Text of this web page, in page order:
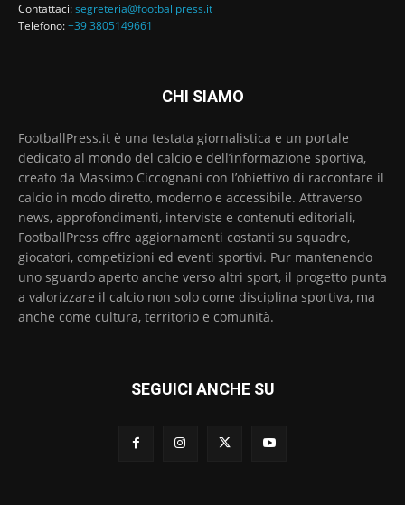
Contattaci:segreteria@footballpress.it
Telefono:+39 3805149661
CHI SIAMO
FootballPress.it è una testata giornalistica e un portale
dedicato al mondo del calcio e dell’informazione sportiva,
creato da Massimo Ciccognani con l’obiettivo di raccontare il
calcio in modo diretto, moderno e accessibile. Attraverso
news, approfondimenti, interviste e contenuti editoriali,
FootballPress offre aggiornamenti costanti su squadre,
giocatori, competizioni ed eventi sportivi. Pur mantenendo
uno sguardo aperto anche verso altri sport, il progetto punta
a valorizzare il calcio non solo come disciplina sportiva, ma
anche come cultura, territorio e comunità.
SEGUICI ANCHE SU